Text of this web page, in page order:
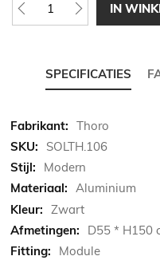
IN
SPECIFICATIES
Meer
informatie
Thoro
SOLTH.106
Modern
Aluminium
Zwart
D55 * H150
Module